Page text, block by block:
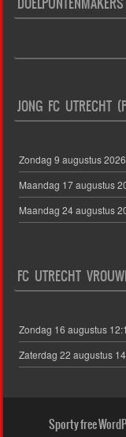
JONG FC UTRECHT
Zondag 9 augustus
Maandag 17 augustus
Maandag 24 augustus
FC UTRECHT
Zondag 16 augustus
Zaterdag 22 augustus
Sporty free